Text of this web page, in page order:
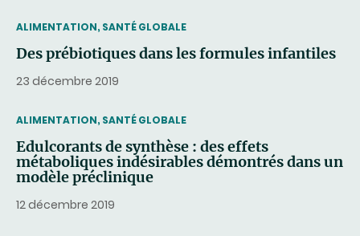
THEMATIC
ALIMENTATION, SANTÉ GLOBALE
Des prébiotiques dans les formules infantiles
23 décembre 2019
THEMATIC
ALIMENTATION, SANTÉ GLOBALE
Edulcorants de synthèse : des effets
métaboliques indésirables démontrés dans un
modèle préclinique
12 décembre 2019